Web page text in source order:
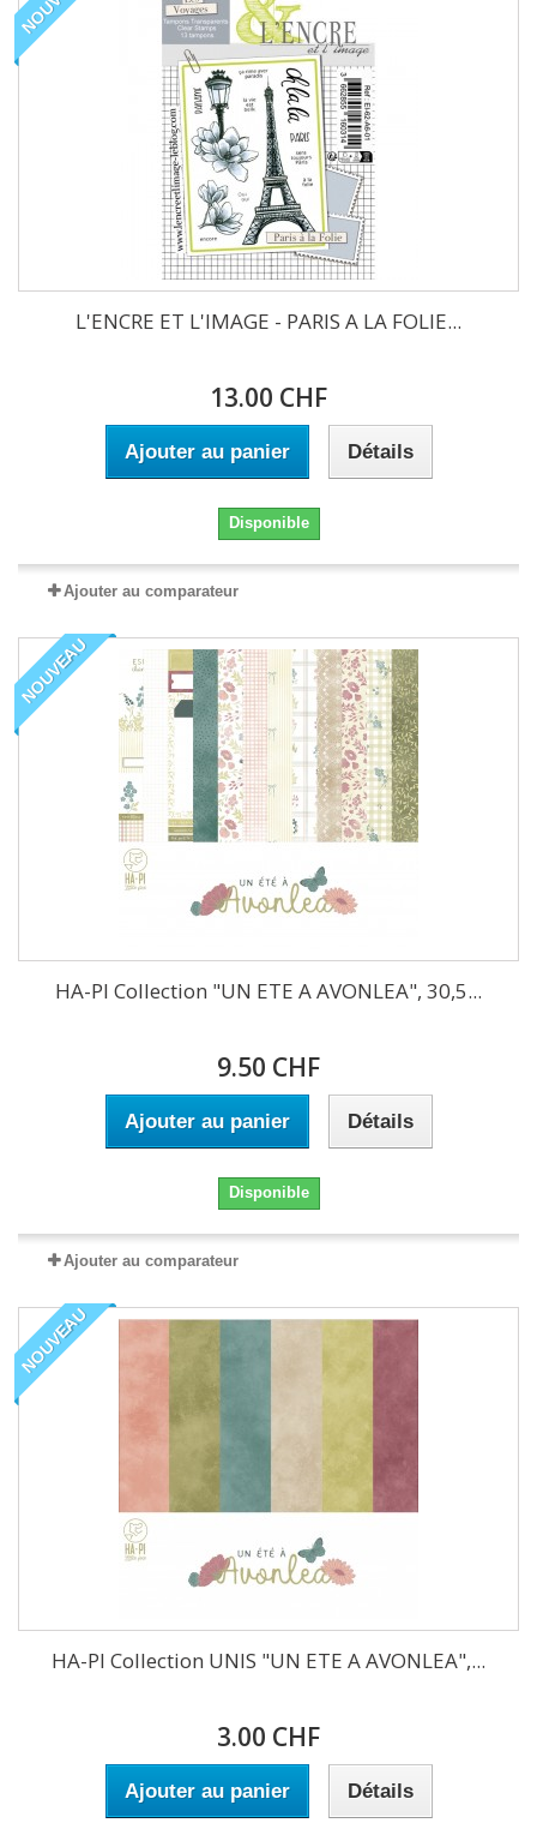
L'ENCRE ET L'IMAGE - PARIS A LA FOLIE...
13.00 CHF
Ajouter au panier Détails
Disponible
Ajouter au comparateur
NOUVEAU
HA-PI Collection "UN ETE A AVONLEA", 30,5...
9.50 CHF
Ajouter au panier Détails
Disponible
Ajouter au comparateur
NOUVEAU
HA-PI Collection UNIS "UN ETE A AVONLEA",...
3.00 CHF
Ajouter au panier Détails